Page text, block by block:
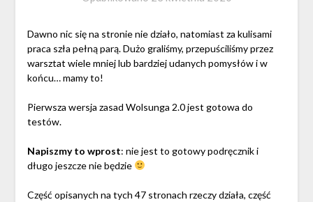
Dawno nic się na stronie nie działo, natomiast za kulisami
praca szła pełną parą. Dużo graliśmy, przepuściliśmy przez
warsztat wiele mniej lub bardziej udanych pomysłów i w
końcu… mamy to!
Pierwsza wersja zasad Wolsunga 2.0 jest gotowa do
testów.
Napiszmy to wprost: nie jest to gotowy podręcznik i
długo jeszcze nie będzie
Część opisanych na tych 47 stronach rzeczy działa, część